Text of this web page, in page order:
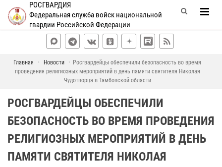
РОСГВАРДИЯ
Федеральная служба войск национальной
гвардии Российской Федерации
Главная Новости
Росгвардейцы обеспечили безопасность во время
проведения религиозных мероприятий в день памяти святителя Николая
Чудотворца в Тамбовской области
РОСГВАРДЕЙЦЫ ОБЕСПЕЧИЛИ
БЕЗОПАСНОСТЬ ВО ВРЕМЯ ПРОВЕДЕНИЯ
РЕЛИГИОЗНЫХ МЕРОПРИЯТИЙ В ДЕНЬ
ПАМЯТИ СВЯТИТЕЛЯ НИКОЛАЯ